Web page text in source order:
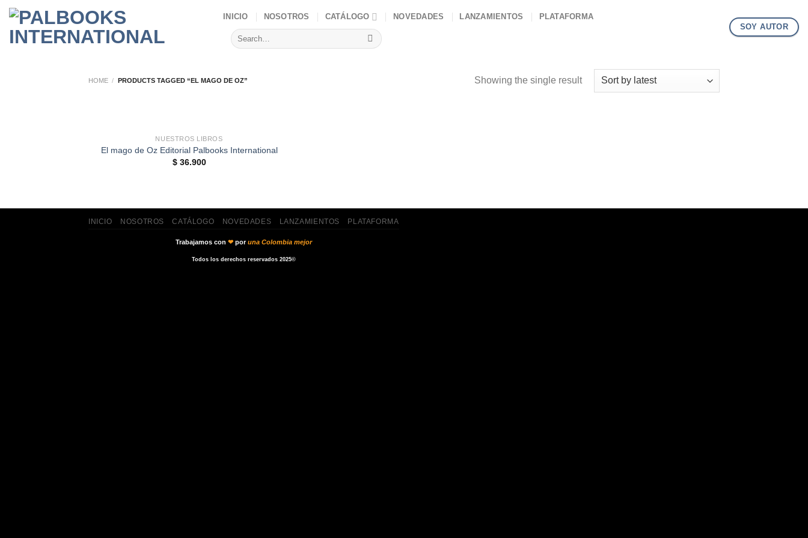
Skip
content
INICIO NOSOTROS CATÁLOGO NOVEDADES LANZAMIENTOS PLATAFORMA
Search
for:
SOY AUTOR
HOME / PRODUCTS TAGGED “EL MAGO DE OZ” Showing the single result
NUESTROS LIBROS
El mago de Oz Editorial Palbooks International
$36.900
INICIO NOSOTROS CATÁLOGO NOVEDADES LANZAMIENTOS PLATAFORMA
Trabajamos con ❤poruna Colombia mejor
Todos los derechos reservados 2025©️